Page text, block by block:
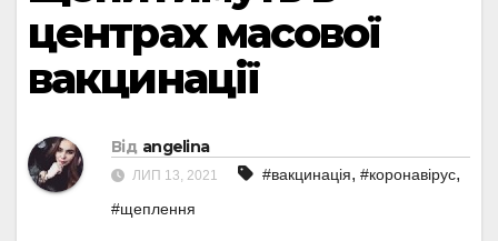
центрах масової
вакцинації
Від angelina
ЛИП 13, 2021 #вакцинація, #коронавірус,
#щеплення